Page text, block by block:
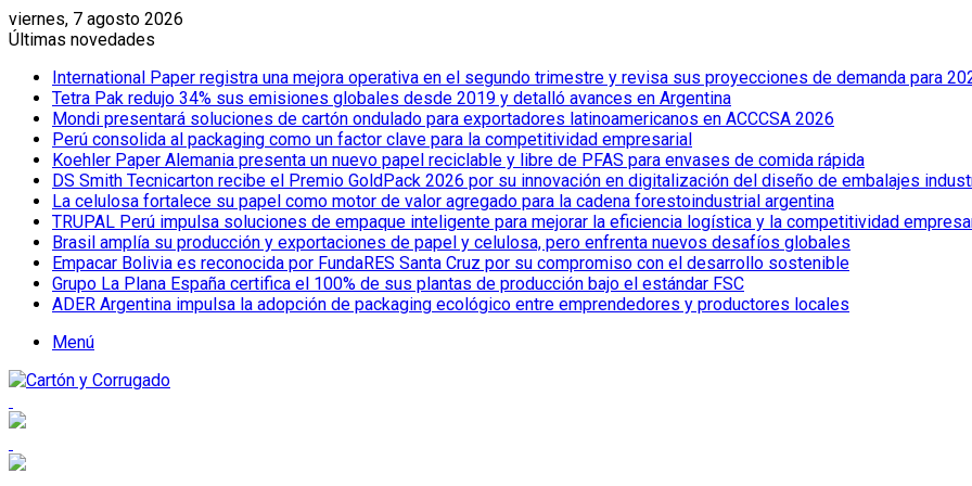
viernes, 7 agosto 2026
Últimas novedades
International Paper registra una mejora operativa en el segundo trimestre y revisa sus proyecciones de demanda para
Tetra Pak redujo 34% sus emisiones globales desde 2019 y detalló avances en Argentina
Mondi presentará soluciones de cartón ondulado para exportadores latinoamericanos en ACCCSA 2026
Perú consolida al packaging como un factor clave para la competitividad empresarial
Koehler Paper Alemania presenta un nuevo papel reciclable y libre de PFAS para envases de comida rápida
DS Smith Tecnicarton recibe el Premio GoldPack 2026 por su innovación en digitalización del diseño de embalajes
La celulosa fortalece su papel como motor de valor agregado para la cadena forestoindustrial argentina
TRUPAL Perú impulsa soluciones de empaque inteligente para mejorar la eficiencia logística y la competitividad
Brasil amplía su producción y exportaciones de papel y celulosa, pero enfrenta nuevos desafíos globales
Empacar Bolivia es reconocida por FundaRES Santa Cruz por su compromiso con el desarrollo sostenible
Grupo La Plana España certifica el 100% de sus plantas de producción bajo el estándar FSC
ADER Argentina impulsa la adopción de packaging ecológico entre emprendedores y productores locales
Menú